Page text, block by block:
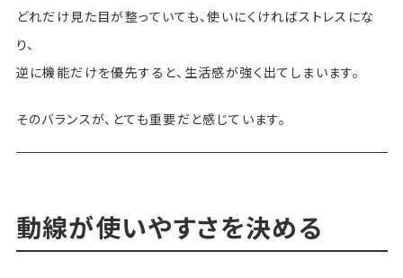
どれだけ見た目が整っていても、使いにくければストレスにな
り、
逆に機能だけを優先すると、生活感が強く出てしまいます。
そのバランスが、とても重要だと感じています。
動線が使いやすさを決める